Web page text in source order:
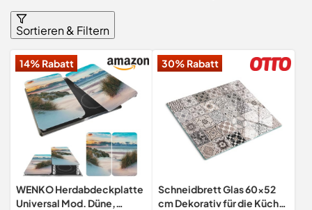
Sortieren & Filtern
14% Rabatt
WENKO Herdabdeckplatte
Universal Mod. Düne,
30% Rabatt
Schneidbrett Glas 60x52
cm Dekorativ für die Küche